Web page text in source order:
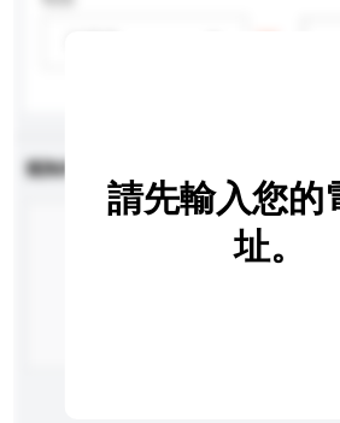
查詢內容
請先輸入您的
址。